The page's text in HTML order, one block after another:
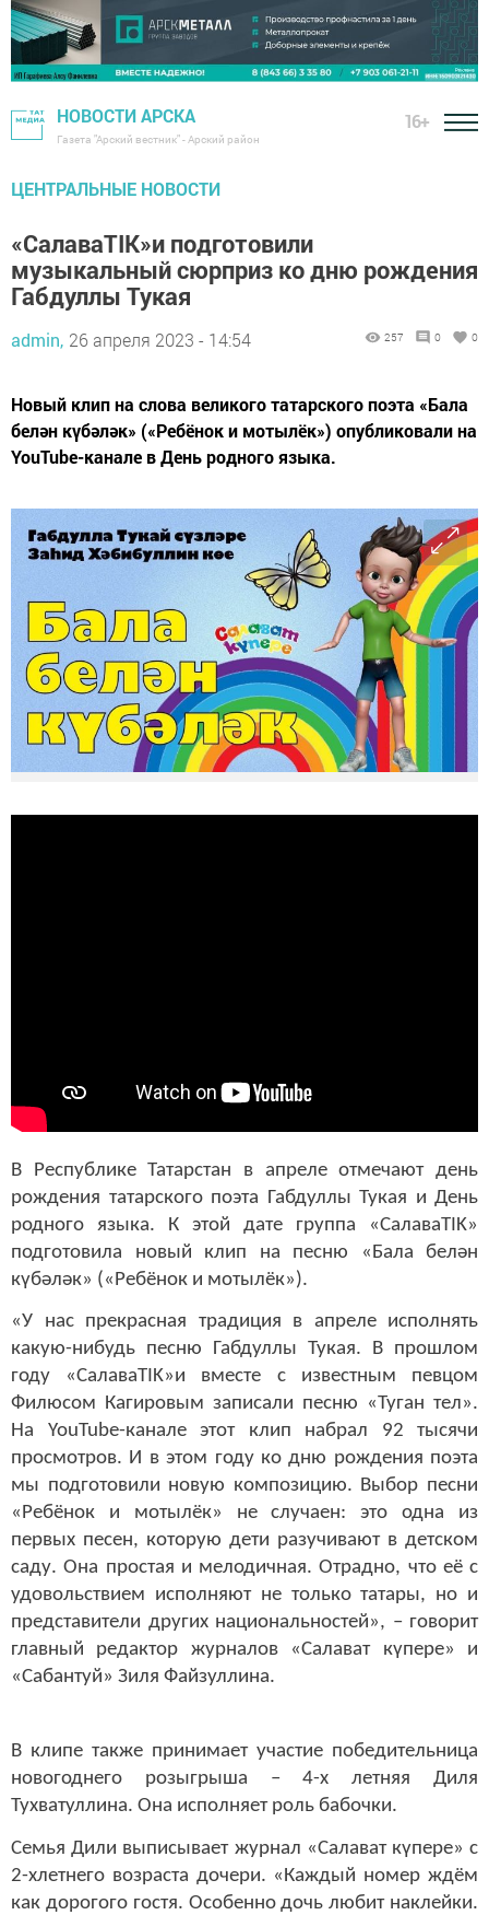
НОВОСТИ АРСКА
Газета "Арский вестник" - Арский район
16+
ЦЕНТРАЛЬНЫЕ НОВОСТИ
«СалаваTIK»и подготовили
музыкальный сюрприз ко дню рождения
Габдуллы Тукая
admin, 26 апреля 2023 - 14:54 257 0 0
Новый клип на слова великого татарского поэта «Бала
белән күбәләк» («Ребёнок и мотылёк») опубликовали на
YouTube-канале в День родного языка.
В Республике Татарстан в апреле отмечают день
рождения татарского поэта Габдуллы Тукая и День
родного языка. К этой дате группа «СалаваTIK»
подготовила новый клип на песню «Бала белән
күбәләк» («Ребёнок и мотылёк»).
«У нас прекрасная традиция в апреле исполнять
какую-нибудь песню Габдуллы Тукая. В прошлом
году «СалаваTIK»и вместе с известным певцом
Филюсом Кагировым записали песню «Туган тел».
На YouTube-канале этот клип набрал 92 тысячи
просмотров. И в этом году ко дню рождения поэта
мы подготовили новую композицию. Выбор песни
«Ребёнок и мотылёк» не случаен: это одна из
первых песен, которую дети разучивают в детском
саду. Она простая и мелодичная. Отрадно, что её с
удовольствием исполняют не только татары, но и
представители других национальностей», – говорит
главный редактор журналов «Салават күпере» и
«Сабантуй» Зиля Файзуллина.
В клипе также принимает участие победительница
новогоднего розыгрыша – 4-х летняя Диля
Тухватуллина. Она исполняет роль бабочки.
Семья Дили выписывает журнал «Салават күпере» с
2-хлетнего возраста дочери. «Каждый номер ждём
как дорогого гостя. Особенно дочь любит наклейки.